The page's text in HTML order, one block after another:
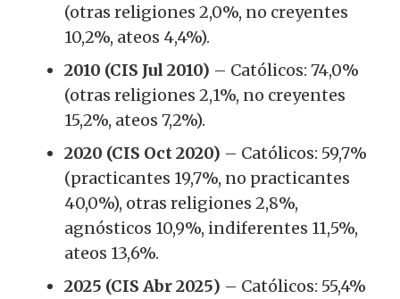
(otras religiones 2,0%, no creyentes
10,2%, ateos 4,4%).
2010 (CIS Jul 2010) – Católicos: 74,0%
(otras religiones 2,1%, no creyentes
15,2%, ateos 7,2%).
2020 (CIS Oct 2020) – Católicos: 59,7%
(practicantes 19,7%, no practicantes
40,0%), otras religiones 2,8%,
agnósticos 10,9%, indiferentes 11,5%,
ateos 13,6%.
2025 (CIS Abr 2025) – Católicos: 55,4%